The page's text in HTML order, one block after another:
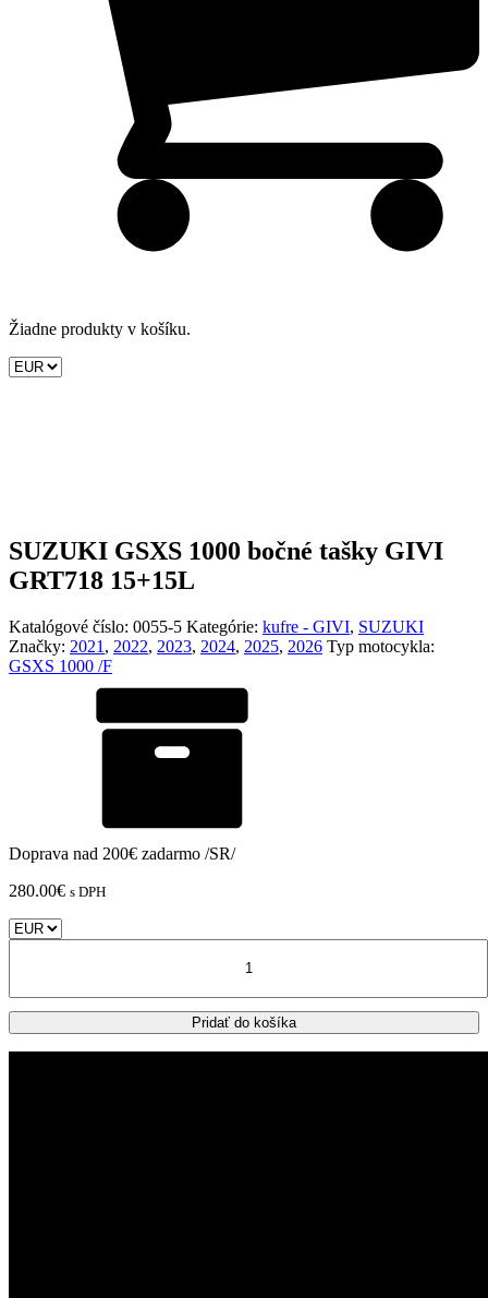
Žiadne produkty v košíku.
SUZUKI GSXS 1000 bočné tašky GIVI
GRT718 15+15L
Katalógové číslo: 0055-5 Kategórie: kufre - GIVI, SUZUKI
Značky: 2021 , 2022, 2023, 2024, 2025, 2026 Typ motocykla:
GSXS 1000 /F
Doprava nad 200€ zadarmo /SR/
280.00€ s DPH
Pridať do košíka